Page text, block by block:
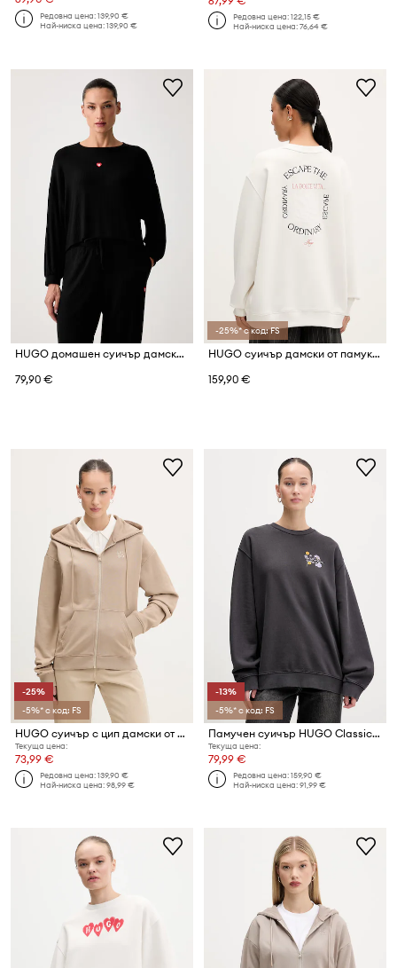
Редовна цена:139,90 €
Най-ниска цена:139,90 €
Редовна цена:122,15 €
Най-ниска цена:76,64 €
HUGO домашен суичър дамски с модал HUGO HEART TOP
79,90 €
-25%* с код: FS
HUGO суичър дамски от памук Classic Crew_9
159,90 €
-25%
-5%* с код: FS
HUGO суичър с цип дамски от памук Dalfine
Текуща цена:
73,99 €
Редовна цена:139,90 €
Най-ниска цена:98,99 €
-13%
-5%* с код: FS
Памучен суичър HUGO Classic crew_7
Текуща цена:
79,99 €
Редовна цена:159,90 €
Най-ниска цена:91,99 €